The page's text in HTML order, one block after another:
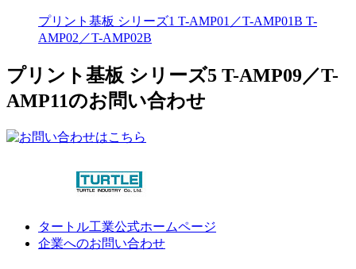
プリント基板 シリーズ1 T-AMP01／T-AMP01B T-
AMP02／T-AMP02B
プリント基板 シリーズ5 T-AMP09／T-
AMP11のお問い合わせ
タートル工業公式ホームページ
企業へのお問い合わせ